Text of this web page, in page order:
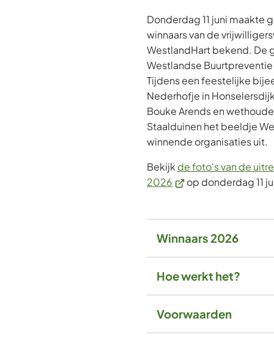
Donderdag 11 juni maakte
winnaars van de
WestlandHart bekend. De
Westlandse
Tijdens een feestelijke
Nederhofje in
Bouke Arends en
Staalduinen het beeldje
winnende organisaties uit.
Bekijk de foto's van de
2026 (Verwijst
website)
op donderdag 11
Winnaars 2026
Hoe werkt het?
Voorwaarden